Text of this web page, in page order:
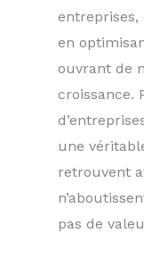
entreprises,
en
ouvrant de
croissance.
une
retrouvent
pas de